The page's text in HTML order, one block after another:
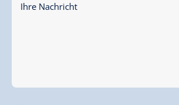
Ihre Nachricht